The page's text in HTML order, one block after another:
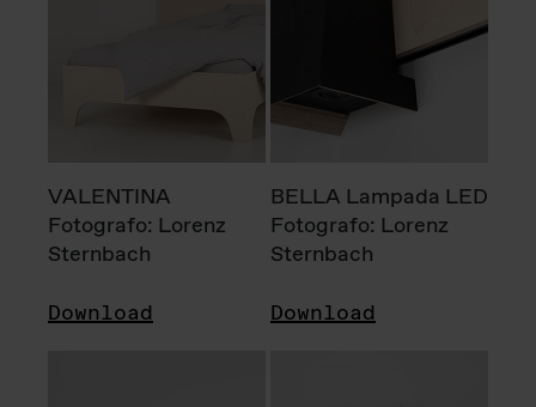
VALENTINA
Fotografo: Lorenz
Sternbach
Download
BELLA Lampada LED
Fotografo: Lorenz
Sternbach
Download